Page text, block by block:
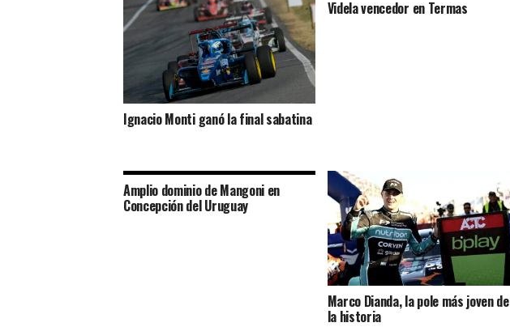
Ignacio Monti ganó la final sabatina
Videla vencedor en Termas
Amplio dominio de Mangoni en
Concepción del Uruguay
Marco Dianda, la pole más joven de
la historia